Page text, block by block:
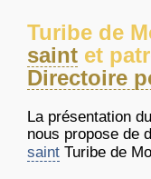
Turibe de
saint et
Directoire
La présentation du
nous propose de
saint Turibe de